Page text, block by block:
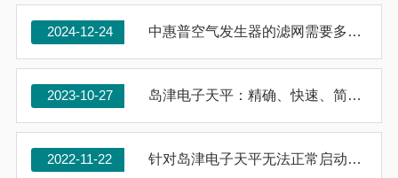
2024-12-24 中惠普空气发生器的滤网需要多久更换一次？
2023-10-27 岛津电子天平：精确、快速、简便的测量体验
2022-11-22 针对岛津电子天平无法正常启动的几个解决方案